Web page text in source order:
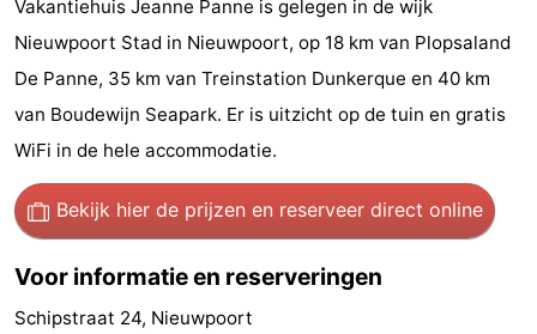
Westende
breakfasts)
Hotels
Vakantiehuizen
Nieuwpoort
-
Oostduinkerke
Vakantiehuis Jeanne Panne is gelegen in de wijk
Nieuwpoort Stad in Nieuwpoort, op 18 km van Plopsaland
De Panne, 35 km van Treinstation Dunkerque en 40 km
van Boudewijn Seapark. Er is uitzicht op de tuin en gratis
WiFi in de hele accommodatie.
Bekijk hier de prijzen en reserveer direct online
Voor informatie en reserveringen
Schipstraat 24, Nieuwpoort